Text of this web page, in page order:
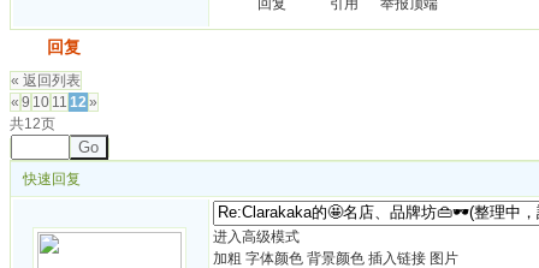
回复 引用 举报顶端
回复
« 返回列表
« 9 10 11 12»
共12页
Go
快速回复
进入高级模式
加粗 字体颜色 背景颜色 插入链接 图片